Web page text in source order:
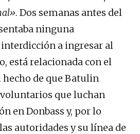
. Dos semanas antes del
ninguna
a ingresar al
está relacionada con el
hecho de que Batulin
que luchan
en Donbass y, por lo
autoridades y su línea de